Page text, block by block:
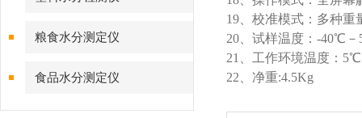
粮食水分测定仪
食品水分测定仪
19、校准模式：多种重
20、试样温度：-40℃
21、工作环境温度：
22、净重:4.5Kg